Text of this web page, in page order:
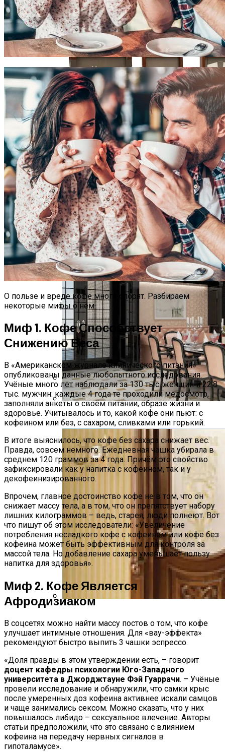
Солонка-Убийца. Ученые Доказали,
Что Досаливание Приводит К
Болезням Почек
Перемены На Бумаге. Запрет 19 Е-
Добавок Де Факто Ничего Не
Запрещает
Назвал Продукт, Которым Заканчивать
Ужин
Высотках
Китайские Металлические Входные
Двери
Элитный Ремонт Коттеджа
Chevron Начинает Расширение
Нефтяных Месторождений В
Казахстане
О пользе и вреде кофе много спорят. Разбираем
некоторые мифы о нём.
Миф 1. Кофе Способствует
Снижению Веса
В «Американском журнале клинического питания»
опубликованы данные любопытного исследования.
Учёные много лет наблюдали за 130 тыс. женщин и 22,8
тыс. мужчин: каждые 4 года те проходили медосмотр,
заполняли анкеты о своём питании, образе жизни и
здоровье. Учитывалось и то, какой кофе они пьют: с
кофеином или без, с сахаром, сливками или горький.
В итоге выяснилось, что кофе без сахара снижает вес.
Правда, совсем немного. Ежедневная чашка убирала в
среднем 120 граммов за 4 года. Причём это свойство
зафиксировали как у напитка с кофеином, так и у
декофеинизированного.
Впрочем, главное достоинство кофе не в том, что он
снижает массу тела, а в том, что он препятствует набору
лишних килограммов – ведь, старея, люди полнеют. Вот
что пишут об этом исследователи: «Увеличение
потребления несладкого кофе с кофеином или кофе без
кофеина может быть эффективным для контроля за
массой тела. Но добавление сахара уменьшает пользу
напитка для здоровья».
Миф 2. Кофе Является
Афродизиаком
В соцсетях можно найти массу постов о том, что кофе
улучшает интимные отношения. Для «вау-эффекта»
рекомендуют быстро выпить 3 чашки эспрессо.
«Доля правды в этом утверждении есть, – говорит
доцент кафедры психологии Юго-Западного
университета в Джорджтауне Фэй Гуаррачи. – Учёные
провели исследование и обнаружили, что самки крыс
после умеренных доз кофеина активнее искали самцов
и чаще занимались сексом. Можно сказать, что у них
повышалось либидо – сексуальное влечение. Авторы
статьи предположили, что это связано с влиянием
кофеина на передачу нервных сигналов в
гипоталамусе».